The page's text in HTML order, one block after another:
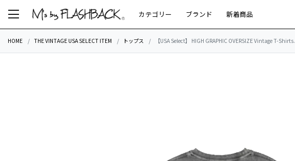
カテゴリー ブランド 新着商品
HOME THE VINTAGE USA SELECT ITEM トップス 【USA Select】 HIGH GRAPHIC OVERSIZE Vintage T-Shirts.